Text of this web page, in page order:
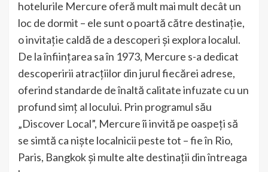
hotelurile Mercure oferă mult mai mult decât un
loc de dormit – ele sunt o poartă către destinație,
o invitație caldă de a descoperi și explora localul.
De la înființarea sa în 1973, Mercure s-a dedicat
descoperirii atracțiilor din jurul fiecărei adrese,
oferind standarde de înaltă calitate infuzate cu un
profund simț al locului. Prin programul său
„Discover Local”, Mercure îi invită pe oaspeți să
se simtă ca niște localnicii peste tot – fie în Rio,
Paris, Bangkok și multe alte destinații din întreaga